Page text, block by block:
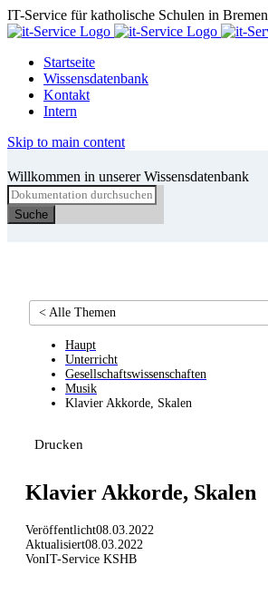
Skip
to
IT-Service für katholische Schulen in Bremen
Startseite
Wissensdatenbank
Kontakt
Intern
Skip to main content
Willkommen in unserer Wissensdatenbank
Suche
< Alle Themen
Haupt
Unterricht
Gesellschaftswissenschaften
Musik
Klavier Akkorde, Skalen
Drucken
Klavier Akkorde, Skalen
Veröffentlicht08.03.2022
Aktualisiert08.03.2022
VonIT-Service KSHB